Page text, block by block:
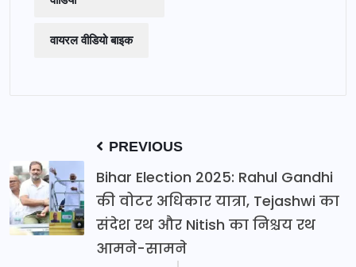
वायरल वीडियो बाइक
PREVIOUS
Bihar Election 2025: Rahul Gandhi
की वोटर अधिकार यात्रा, Tejashwi का
संदेश रथ और Nitish का निश्चय रथ
आमने-सामने